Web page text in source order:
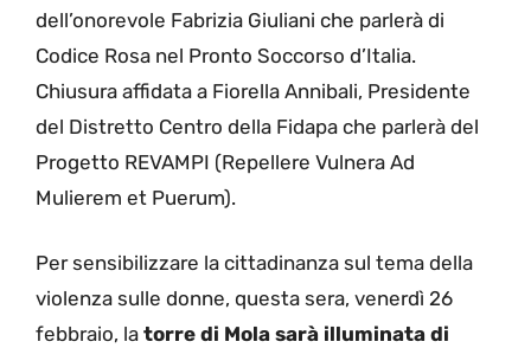
dell’onorevole Fabrizia Giuliani che parlerà di
Codice Rosa nel Pronto Soccorso d’Italia.
Chiusura affidata a Fiorella Annibali, Presidente
del Distretto Centro della Fidapa che parlerà del
Progetto REVAMPI (Repellere Vulnera Ad
Mulierem et Puerum).
Per sensibilizzare la cittadinanza sul tema della
violenza sulle donne, questa sera, venerdì 26
febbraio, la torre di Mola sarà illuminata di